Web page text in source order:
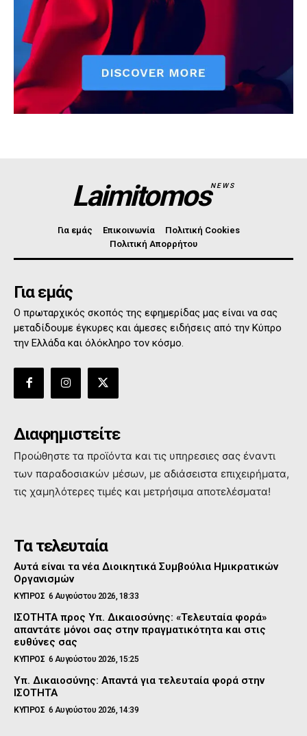
LaimitomosNEWS
Για εμάς Επικοινωνία
Πολιτική Cookies
Πολιτική Απορρήτου
Για εμάς
Ο πρωταρχικός σκοπός της εφημερίδας μας είναι να σας
μεταδίδουμε έγκυρες και άμεσες ειδήσεις από την Κύπρο
την Ελλάδα και όλόκληρο τον κόσμο.
Διαφημιστείτε
Προώθηστε τα προϊόντα και τις υπηρεσιες σας έναντι
των παραδοσιακών μέσων, με αδιάσειστα επιχειρήματα,
τις χαμηλότερες τιμές και μετρήσιμα αποτελέσματα!
Τα τελευταία
Αυτά είναι τα νέα Διοικητικά Συμβούλια Ημικρατικών
Οργανισμών
ΚΥΠΡΟΣ 6 Αυγούστου 2026, 18:33
ΙΣΟΤΗΤΑ προς Υπ. Δικαιοσύνης: «Τελευταία φορά»
απαντάτε μόνοι σας στην πραγματικότητα και στις
ευθύνες σας
ΚΥΠΡΟΣ 6 Αυγούστου 2026, 15:25
Υπ. Δικαιοσύνης: Απαντά για τελευταία φορά στην
ΙΣΟΤΗΤΑ
ΚΥΠΡΟΣ 6 Αυγούστου 2026, 14:39